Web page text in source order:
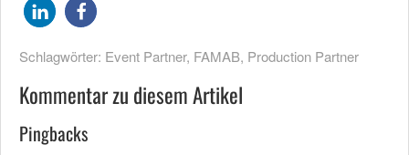
Schlagwörter: Event Partner, FAMAB, Production Partner
Kommentar zu diesem Artikel
Pingbacks